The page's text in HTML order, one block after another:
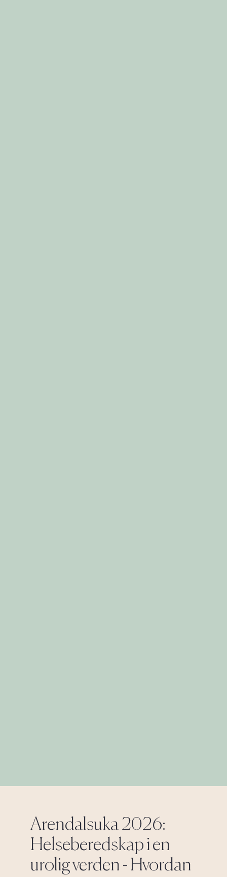
Arendalsuka 2026:
Helseberedskap i en
urolig verden - Hvordan